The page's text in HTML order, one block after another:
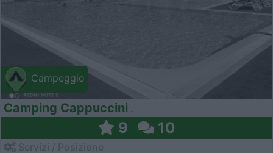
Campeggio
Camping Cappuccini
9 10